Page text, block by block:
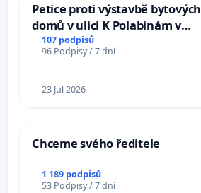
Petice proti výstavbě bytových
domů v ulici K Polabinám v
Pardubicích
107 podpisů
96 Podpisy / 7 dní
23 Jul 2026
Chceme svého ředitele
1 189 podpisů
53 Podpisy / 7 dní